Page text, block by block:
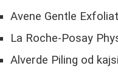
Avene Gentle
La Roche-Posay
Alverde Piling od